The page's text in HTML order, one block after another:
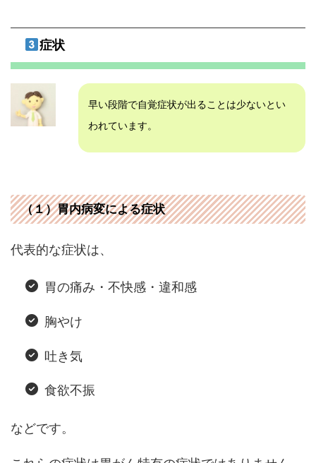
症状
早い段階で自覚症状が出ることは少ないとい
われています。
（１）胃内病変による症状
代表的な症状は、
胃の痛み・不快感・違和感
胸やけ
吐き気
食欲不振
などです。